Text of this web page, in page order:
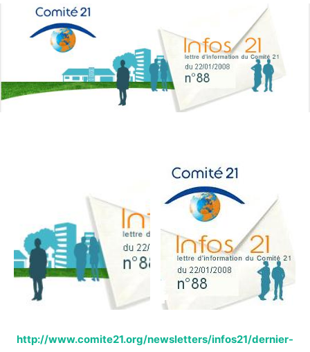
http://www.comite21.org/newsletters/infos21/dernier-